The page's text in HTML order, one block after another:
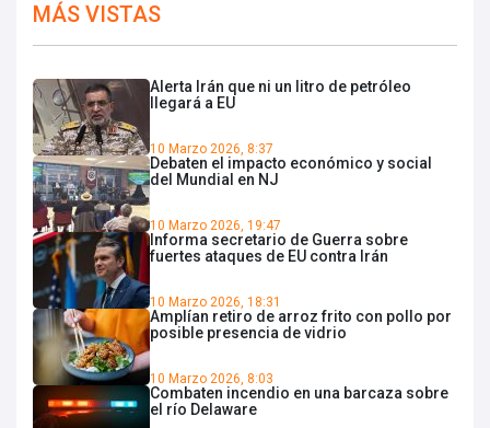
MÁS VISTAS
Alerta Irán que ni un litro de petróleo
llegará a EU
10 Marzo 2026, 8:37
Debaten el impacto económico y social
del Mundial en NJ
10 Marzo 2026, 19:47
Informa secretario de Guerra sobre
fuertes ataques de EU contra Irán
10 Marzo 2026, 18:31
Amplían retiro de arroz frito con pollo por
posible presencia de vidrio
10 Marzo 2026, 8:03
Combaten incendio en una barcaza sobre
el río Delaware